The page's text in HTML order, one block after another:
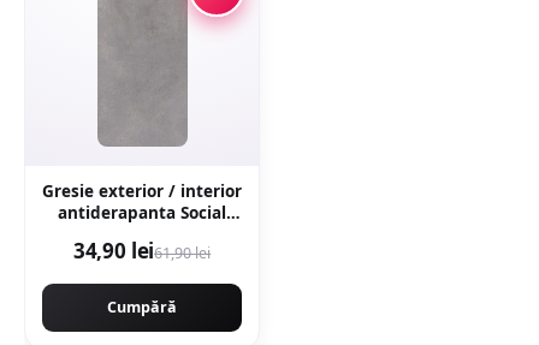
Gresie exterior / interior
antiderapanta Social
aspect ciment
34,90 lei61,90 lei
Cumpără